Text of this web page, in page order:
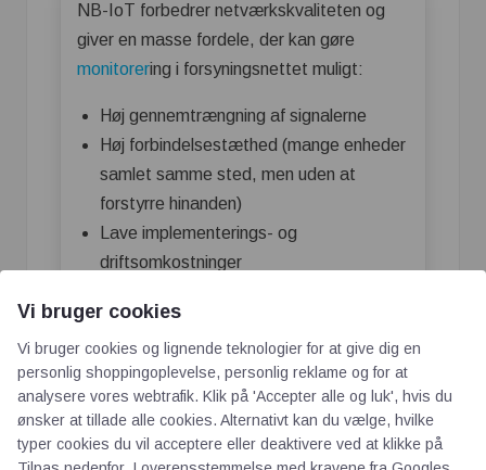
NB-IoT forbedrer netværkskvaliteten og
giver en masse fordele, der kan gøre
monitorering i forsyningsnettet muligt:
Høj gennemtrængning af signalerne
Høj forbindelsestæthed (mange enheder
samlet samme sted, men uden at
forstyrre hinanden)
Lave implementerings- og
driftsomkostninger
Lavt strømforbrug (lang batterilevetid)
Vi bruger cookies
Vi bruger cookies og lignende teknologier for at give dig en
personlig shoppingoplevelse, personlig reklame og for at
analysere vores webtrafik. Klik på 'Accepter alle og luk', hvis du
ønsker at tillade alle cookies. Alternativt kan du vælge, hvilke
typer cookies du vil acceptere eller deaktivere ved at klikke på